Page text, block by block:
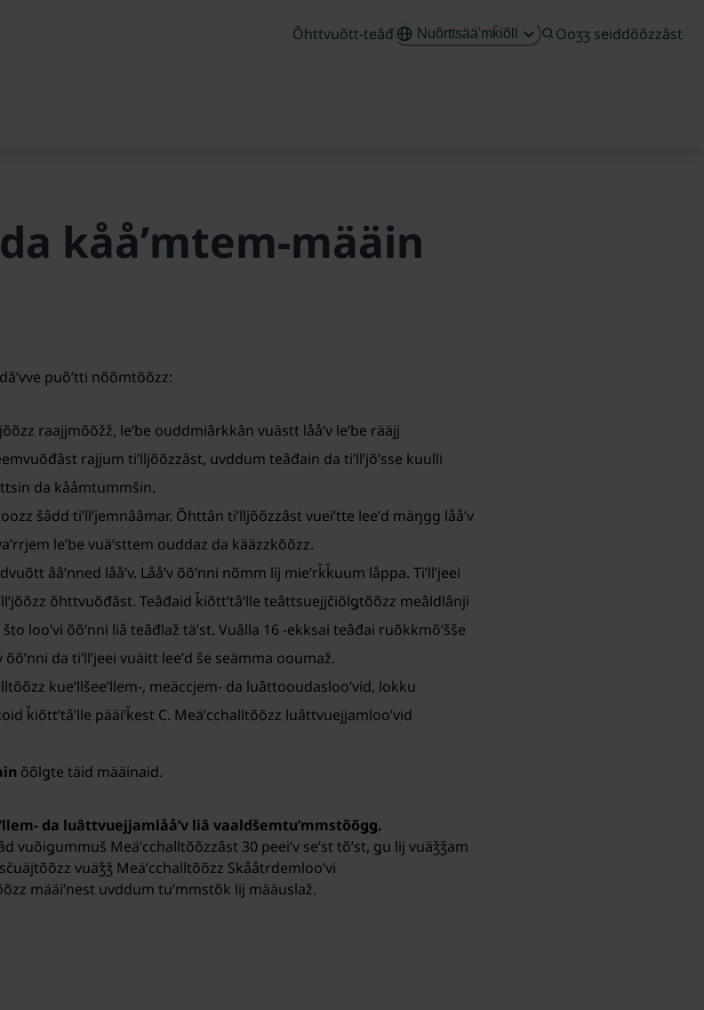
Õhttvuõtt-teâđ Nuõrttsääʹmǩiõll Ooʒʒ seiddõõzzâst
kååʹmtem-määin
puõʹtti nõõmtõõzz:
raajjmõõžž, leʹbe ouddmiârkkân vuästt lååʹv leʹbe rääjj
rajjum tiʹlljõõzzâst, uvddum teâđain da tiʹllʼjõʹsse kuulli
da kååmtummšin.
šâdd tiʹllʼjemnââmar. Õhttân tiʹlljõõzzâst vueiʹtte leeʹd mäŋgg lååʹv
leʹbe vuäʹsttem ouddaz da kääzzkõõzz.
ââʹnned lååʹv. Lååʹv õõʹnni nõmm lij mieʹrǩǩuum låppa. Tiʹllʼjeei
õhttvuõđâst. Teâđaid ǩiõttʼtâʹlle teâttsuejjčiõlǥtõõzz meâldlânji
looʹvi õõʹnni liâ teâđlaž täʹst. Vuâlla 16 -ekksai teâđai ruõkkmõʹšše
da tiʹllʼjeei vuäitt leeʹd še seämma ooumaž.
kueʹllšeeʹllem-, meäccjem- da luâttooudaslooʹvid, lokku
ǩiõttʼtâʹlle pääiʹǩest C. Meäʹcchalltõõzz luâttvuejjamlooʹvid
õõlǥte täid määinaid.
da luâttvuejjamlååʹv liâ vaaldšemtuʹmmstõõǥǥ.
vuõiǥummuš Meäʹcchalltõõzzâst 30 peeiʹv seʹst tõʹst, ǥu lij vuäǯǯam
vuäǯǯ Meäʹcchalltõõzz Skååtrdemlooʹvi
määiʹnest uvddum tuʹmmstõk lij määuslaž.